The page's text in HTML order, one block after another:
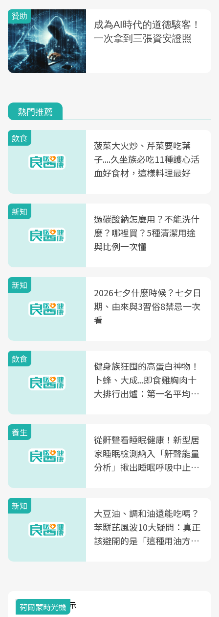
熱門推薦
飲食
菠菜大火炒、芹菜要吃葉
子....久坐族必吃11種護心活
血好食材，這樣料理最好
新知
過碳酸鈉怎麼用？不能洗什
麼？哪裡買？5種清潔用途
與比例一次懂
新知
2026七夕什麼時候？七夕日
期、由來與3習俗8禁忌一次
看
飲食
健身族狂囤的高蛋白神物！
卜蜂、大成...即食雞胸肉十
大排行出爐：第一名平均一
養生
從鼾聲看睡眠健康！新型居
家睡眠檢測納入「鼾聲能量
分析」揪出睡眠呼吸中止症
新知
大豆油、調和油還能吃嗎？
苯駢芘風波10大疑問：真正
該避開的是「這種用油方
荷爾蒙時光機